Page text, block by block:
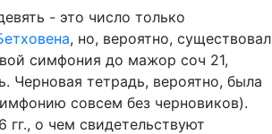
- это число только
, но, вероятно, существовал
симфония до мажор соч 21,
Черновая тетрадь, вероятно, была
совсем без черновиков).
о чем свидетельствуют